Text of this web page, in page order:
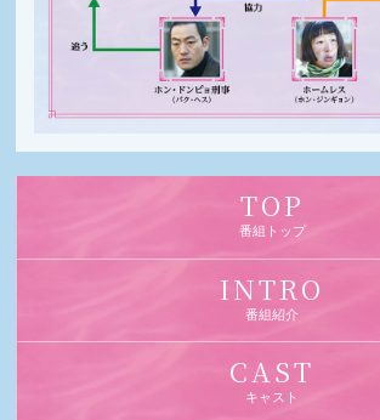
TOP
番組トップ
INTRO
番組紹介
CAST
キャスト